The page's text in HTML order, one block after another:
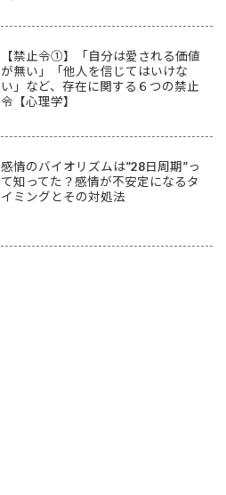
【禁止令①】「自分は愛される価値
が無い」「他人を信じてはいけな
い」など、存在に関する６つの禁止
令【心理学】
感情のバイオリズムは”28日周期”っ
て知ってた？感情が不安定になるタ
イミングとその対処法